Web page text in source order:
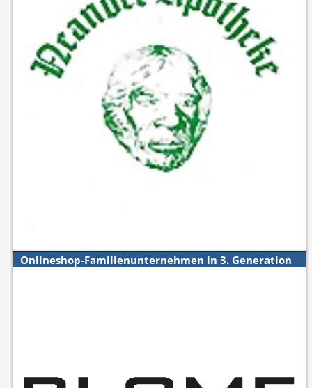
Onlineshop-Familienunternehmen in 3. Generation